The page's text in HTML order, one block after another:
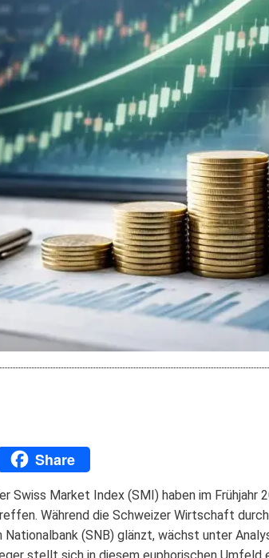
Share
Swiss Market Index (SMI) haben im
Während die Schweizer Wirtschaft
(SNB) glänzt, wächst unter